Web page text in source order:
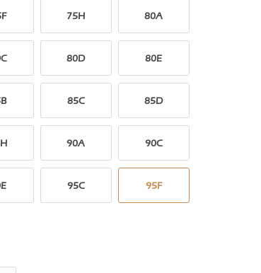
75H 80A
80D 80E
85C 85D
90A 90C
95C 95F